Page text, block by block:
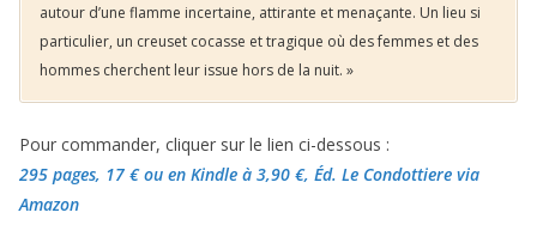
autour d’une flamme incertaine, attirante et menaçante. Un lieu si
particulier, un creuset cocasse et tragique où des femmes et des
hommes cherchent leur issue hors de la nuit. »
Pour commander, cliquer sur le lien ci-dessous :
295 pages, 17 €ou en Kindle à 3,90 €, Éd. Le Condottiere via
Amazon